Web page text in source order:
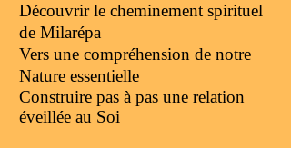
Découvrir le cheminement spirituel
de Milarépa
Vers une compréhension de notre
Nature essentielle
Construire pas à pas une relation
éveillée au Soi